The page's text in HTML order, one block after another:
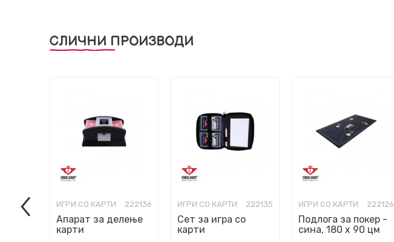
СЛИЧНИ ПРОИЗВОДИ
ИГРИ СО КАРТИ 222136
Апарат за делење
карти
ИГРИ СО КАРТИ 222135
Сет за игра со
карти
ИГРИ СО КАРТИ 222126
Подлога за покер -
сина, 180 х 90 цм